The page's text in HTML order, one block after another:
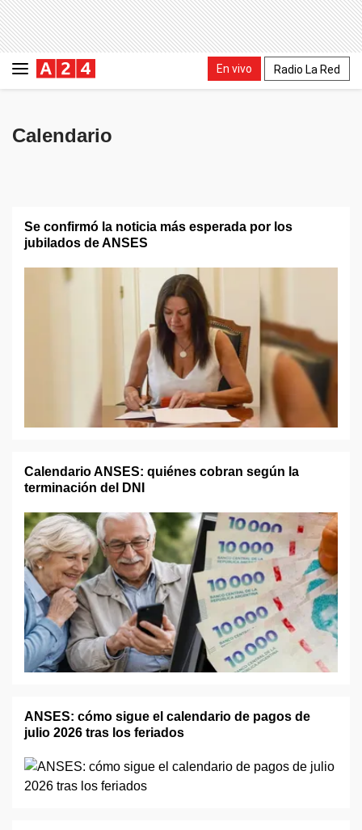
En vivo Radio La Red
Calendario
Se confirmó la noticia más esperada por los
jubilados de ANSES
Calendario ANSES: quiénes cobran según la
terminación del DNI
ANSES: cómo sigue el calendario de pagos de
julio 2026 tras los feriados